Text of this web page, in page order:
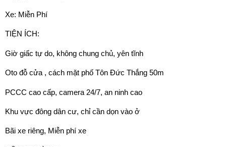
Xe: Miễn Phí
TIỆN ÍCH:
Giờ giấc tự do, không chung chủ, yên tĩnh
Oto đỗ cửa , cách mặt phố Tôn Đức Thắng 50m
PCCC cao cấp, camera 24/7, an ninh cao
Khu vực đông dân cư, chỉ cần dọn vào ở
Bãi xe riêng, Miễn phí xe